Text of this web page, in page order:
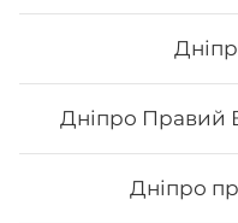
Дніпро Правий
Дніпро
Вага: 300 г Склад:
168₴